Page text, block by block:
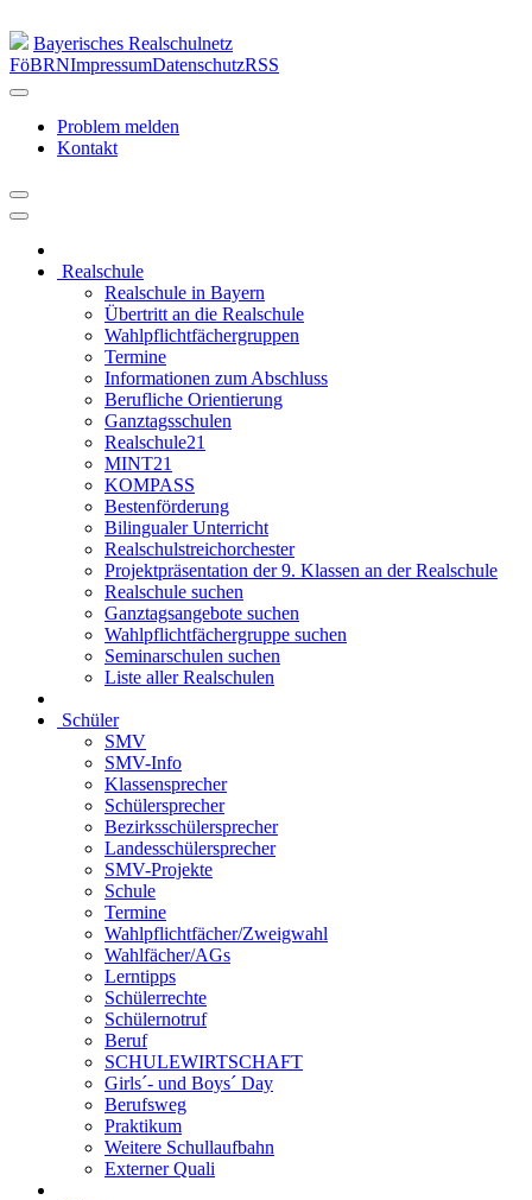
Bayerisches Realschulnetz
FöBRNImpressumDatenschutzRSS
Problem melden
Kontakt
Realschule
Realschule in Bayern
Übertritt an die Realschule
Wahlpflichtfächergruppen
Termine
Informationen zum Abschluss
Berufliche Orientierung
Ganztagsschulen
Realschule21
MINT21
KOMPASS
Bestenförderung
Bilingualer Unterricht
Realschulstreichorchester
Projektpräsentation der 9. Klassen an der Realschule
Realschule suchen
Ganztagsangebote suchen
Wahlpflichtfächergruppe suchen
Seminarschulen suchen
Liste aller Realschulen
Schüler
SMV
SMV-Info
Klassensprecher
Schülersprecher
Bezirksschülersprecher
Landesschülersprecher
SMV-Projekte
Schule
Termine
Wahlpflichtfächer/Zweigwahl
Wahlfächer/AGs
Lerntipps
Schülerrechte
Schülernotruf
Beruf
SCHULEWIRTSCHAFT
Girls´- und Boys´ Day
Berufsweg
Praktikum
Weitere Schullaufbahn
Externer Quali